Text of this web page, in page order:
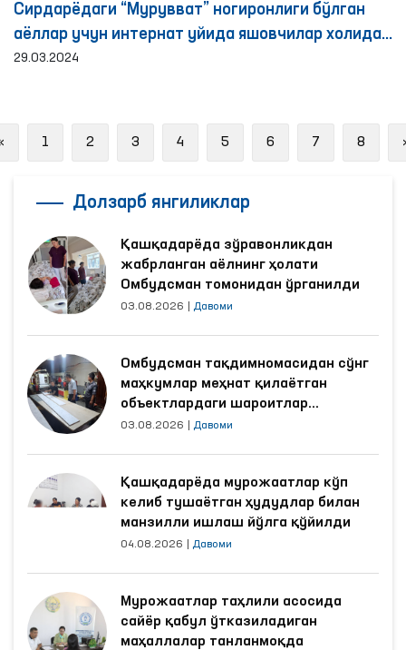
Сирдарёдаги “Мурувват” ногиронлиги бўлган
аёллар учун интернат уйида яшовчилар холидан
хабар олинди
29.03.2024
Previous
1 2 3 4 5 6 7 8
Долзарб янгиликлар
Қашқадарёда зўравонликдан
жабрланган аёлнинг ҳолати
Омбудсман томонидан ўрганилди
03.08.2026 Давоми
Омбудсман тақдимномасидан сўнг
маҳкумлар меҳнат қилаётган
объектлардаги шароитлар
яхшиланди
03.08.2026 Давоми
Қашқадарёда мурожаатлар кўп
келиб тушаётган ҳудудлар билан
манзилли ишлаш йўлга қўйилди
04.08.2026 Давоми
Мурожаатлар таҳлили асосида
сайёр қабул ўтказиладиган
маҳаллалар танланмоқда